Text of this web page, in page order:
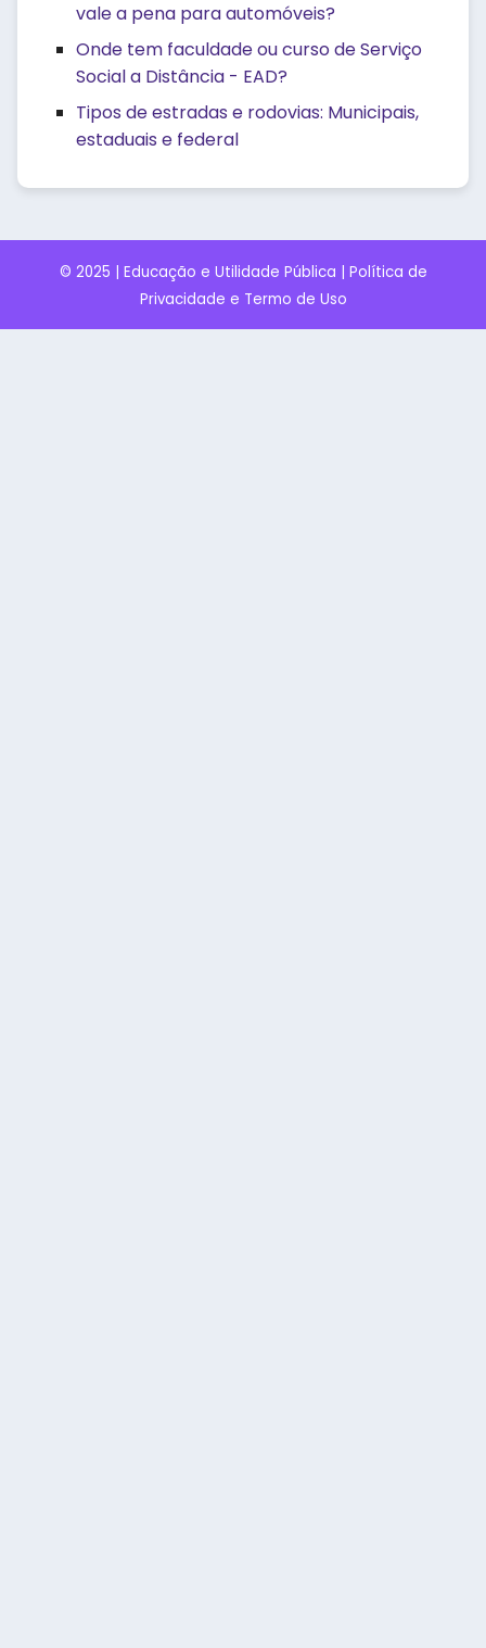
vale a pena para automóveis?
Onde tem faculdade ou curso de Serviço
Social a Distância - EAD?
Tipos de estradas e rodovias: Municipais,
estaduais e federal
© 2025 | Educação e Utilidade Pública | Política de
Privacidade e Termo de Uso